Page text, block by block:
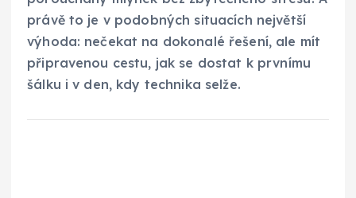
právě to je v podobných situacích největší
výhoda: nečekat na dokonalé řešení, ale mít
připravenou cestu, jak se dostat k prvnímu
šálku i v den, kdy technika selže.